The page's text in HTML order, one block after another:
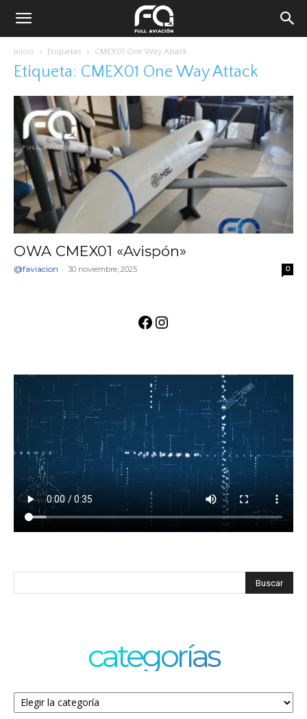
Inicio Etiquetas CMEX01 One Way Attack
Etiqueta: CMEX01 One Way Attack
OWA CMEX01 «Avispón»
@faviacion - 30 noviembre, 2025 0
Facebook
Instagram
categorías
Categorías